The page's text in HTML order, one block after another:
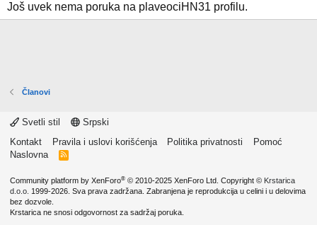
Još uvek nema poruka na plaveociHN31 profilu.
Članovi
Svetli stil
Srpski
Kontakt
Pravila i uslovi korišćenja Politika privatnosti
Pomoć
Naslovna
R
Community platform by XenForo® © 2010-2025 XenForo Ltd. Copyright © Krstarica
d.o.o. 1999-2026. Sva prava zadržana. Zabranjena je reprodukcija u celini i u delovima
bez dozvole.
Krstarica ne snosi odgovornost za sadržaj poruka.